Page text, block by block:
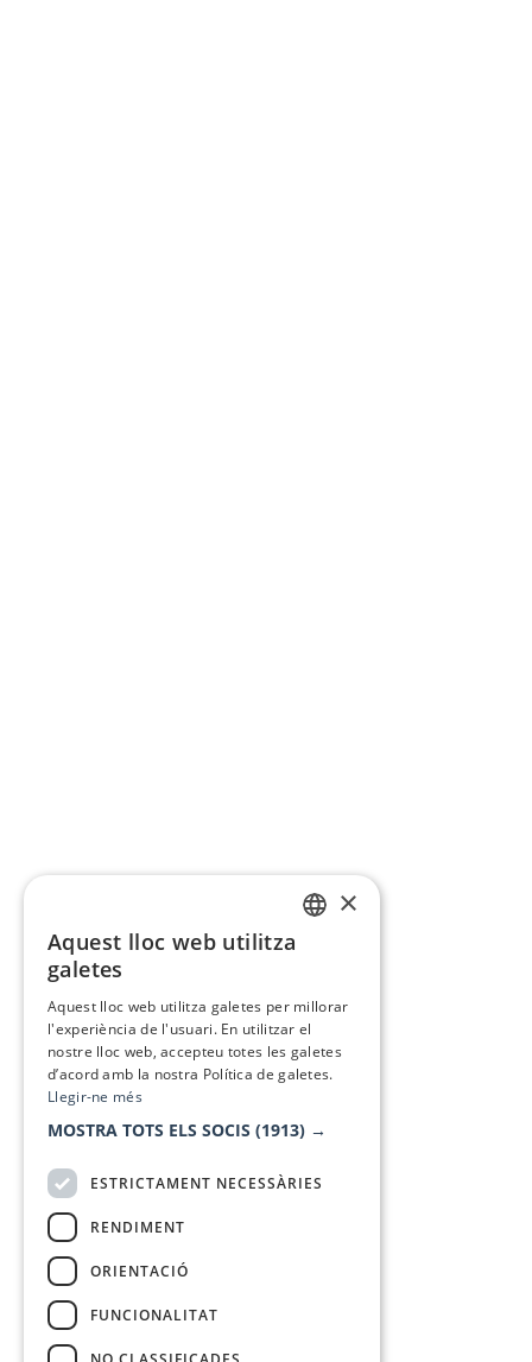
×
Aquest lloc web utilitza
galetes
Aquest lloc web utilitza galetes per millorar
l'experiència de l'usuari. En utilitzar el
nostre lloc web, accepteu totes les galetes
d’acord amb la nostra Política de galetes.
Llegir-ne més
MOSTRA TOTS ELS SOCIS (1913) →
ESTRICTAMENT NECESSÀRIES
RENDIMENT
ORIENTACIÓ
FUNCIONALITAT